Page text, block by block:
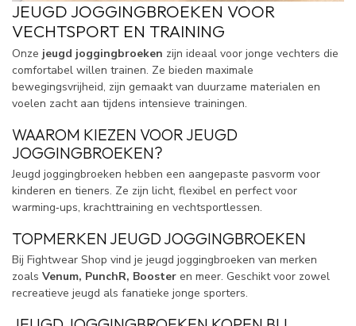
JEUGD JOGGINGBROEKEN VOOR
VECHTSPORT EN TRAINING
Onze jeugd joggingbroeken zijn ideaal voor jonge vechters die
comfortabel willen trainen. Ze bieden maximale
bewegingsvrijheid, zijn gemaakt van duurzame materialen en
voelen zacht aan tijdens intensieve trainingen.
WAAROM KIEZEN VOOR JEUGD
JOGGINGBROEKEN?
Jeugd joggingbroeken hebben een aangepaste pasvorm voor
kinderen en tieners. Ze zijn licht, flexibel en perfect voor
warming‑ups, krachttraining en vechtsportlessen.
TOPMERKEN JEUGD JOGGINGBROEKEN
Bij Fightwear Shop vind je jeugd joggingbroeken van merken
zoals Venum, PunchR, Booster en meer. Geschikt voor zowel
recreatieve jeugd als fanatieke jonge sporters.